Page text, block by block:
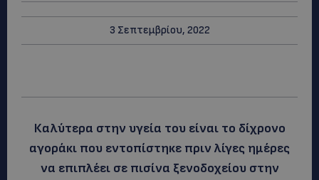
3 Σεπτεμβρίου, 2022
Καλύτερα στην υγεία του είναι το δίχρονο
αγοράκι που εντοπίστηκε πριν λίγες ημέρες
να επιπλέει σε πισίνα ξενοδοχείου στην